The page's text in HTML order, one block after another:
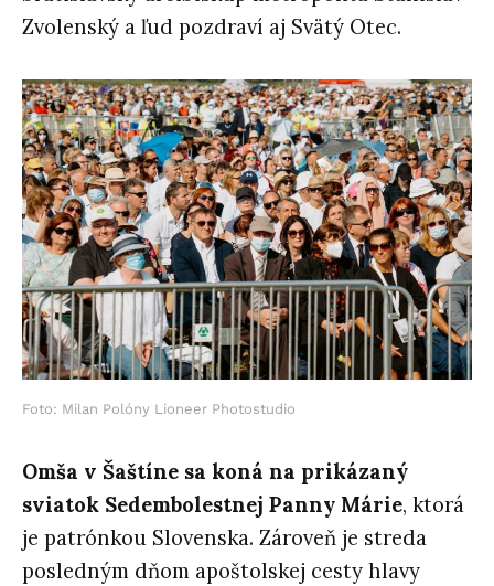
Zvolenský a ľud pozdraví aj Svätý Otec.
Foto: Milan Polóny Lioneer Photostudio
Omša v Šaštíne sa koná na prikázaný
sviatok Sedembolestnej Panny Márie, ktorá
je patrónkou Slovenska. Zároveň je streda
posledným dňom apoštolskej cesty hlavy